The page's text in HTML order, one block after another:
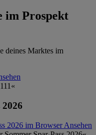
im Prospekt
deines Marktes im
2026
2026 im BrowserAnsehen